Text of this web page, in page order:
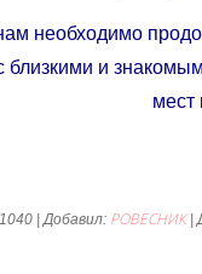
необходимо
близкими и
мест
| Добавил: РОВЕСНИК|